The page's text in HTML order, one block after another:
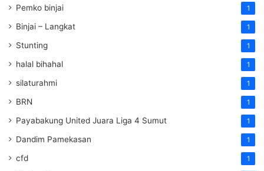
Pemko binjai 1
Binjai – Langkat 1
Stunting 1
halal bihahal 1
silaturahmi 1
BRN 1
Payabakung United Juara Liga 4 Sumut 1
Dandim Pamekasan 1
cfd 1